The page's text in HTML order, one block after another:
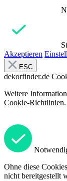
Akzeptieren
ESC
dekorfinder.de
Weitere
Cookie-Richtlinien.
Ohne diese
nicht bereitgestellt